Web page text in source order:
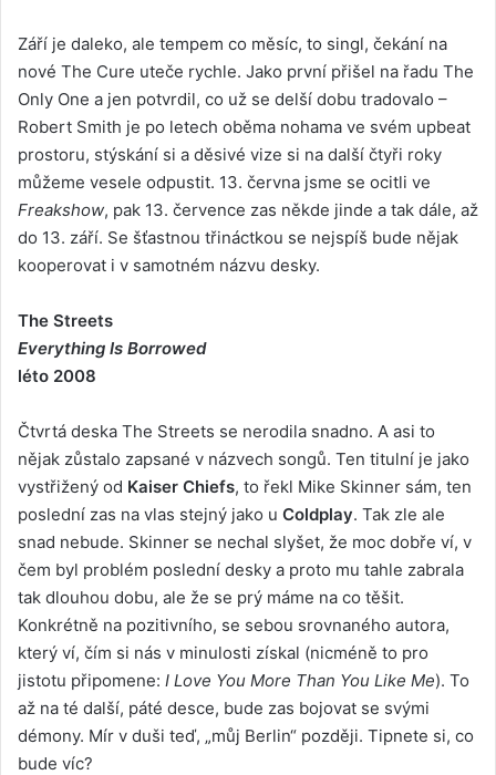
Září je daleko, ale tempem co měsíc, to singl, čekání na
nové The Cure uteče rychle. Jako první přišel na řadu The
Only One a jen potvrdil, co už se delší dobu tradovalo –
Robert Smith je po letech oběma nohama ve svém upbeat
prostoru, stýskání si a děsivé vize si na další čtyři roky
můžeme vesele odpustit. 13. června jsme se ocitli ve
Freakshow, pak 13. července zas někde jinde a tak dále, až
do 13. září. Se šťastnou třináctkou se nejspíš bude nějak
kooperovat i v samotném názvu desky.
The Streets
Everything Is Borrowed
léto 2008
Čtvrtá deska The Streets se nerodila snadno. A asi to
nějak zůstalo zapsané v názvech songů. Ten titulní je jako
vystřižený od Kaiser Chiefs, to řekl Mike Skinner sám, ten
poslední zas na vlas stejný jako u Coldplay. Tak zle ale
snad nebude. Skinner se nechal slyšet, že moc dobře ví, v
čem byl problém poslední desky a proto mu tahle zabrala
tak dlouhou dobu, ale že se prý máme na co těšit.
Konkrétně na pozitivního, se sebou srovnaného autora,
který ví, čím si nás v minulosti získal (nicméně to pro
jistotu připomene: I Love You More Than You Like Me). To
až na té další, páté desce, bude zas bojovat se svými
démony. Mír v duši teď, „můj Berlin“ později. Tipnete si, co
bude víc?